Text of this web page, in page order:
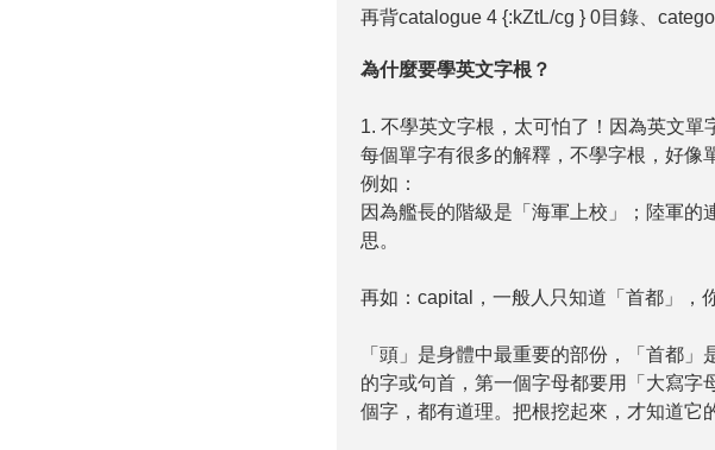
再背catalogue 4 {:kZtL/cg } 0目錄、
為什麼要學英文字根？
1. 不學英文字根，太可怕了！因為英文單
每個單字有很多的解釋，不學字根，好像
例如：
因為艦長的階級是「海軍上校」；陸軍
思。
再如：capital，一般人只知道「首都」，
「頭」是身體中最重要的部份，「首都
的字或句首，第一個字母都要用「大寫字
個字，都有道理。把根挖起來，才知道它